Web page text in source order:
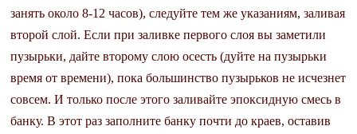
занять около 8-12 часов), следуйте тем же указаниям, заливая
второй слой. Если при заливке первого слоя вы заметили
пузырьки, дайте второму слою осесть (дуйте на пузырьки
время от времени), пока большинство пузырьков не исчезнет
совсем. И только после этого заливайте эпоксидную смесь в
банку. В этот раз заполните банку почти до краев, оставив